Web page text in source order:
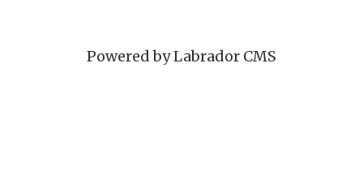
Powered by Labrador CMS